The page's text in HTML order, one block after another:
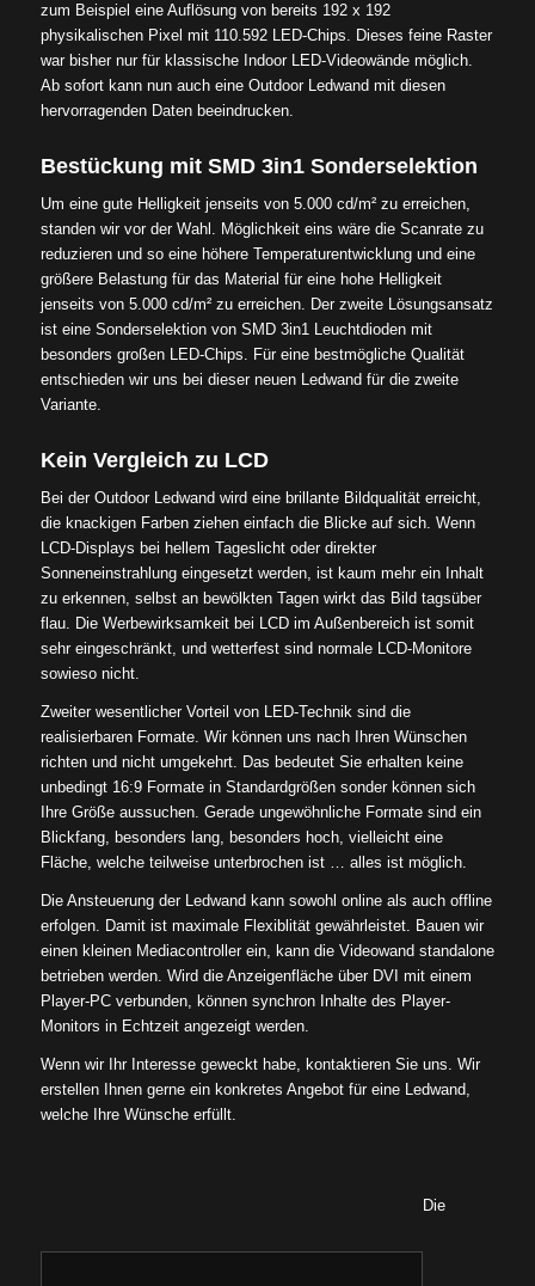
zum Beispiel eine Auflösung von bereits 192 x 192
physikalischen Pixel mit 110.592 LED-Chips. Dieses feine Raster
war bisher nur für klassische Indoor LED-Videowände möglich.
Ab sofort kann nun auch eine Outdoor Ledwand mit diesen
hervorragenden Daten beeindrucken.
Bestückung mit SMD 3in1 Sonderselektion
Um eine gute Helligkeit jenseits von 5.000 cd/m² zu erreichen,
standen wir vor der Wahl. Möglichkeit eins wäre die Scanrate zu
reduzieren und so eine höhere Temperaturentwicklung und eine
größere Belastung für das Material für eine hohe Helligkeit
jenseits von 5.000 cd/m² zu erreichen. Der zweite Lösungsansatz
ist eine Sonderselektion von SMD 3in1 Leuchtdioden mit
besonders großen LED-Chips. Für eine bestmögliche Qualität
entschieden wir uns bei dieser neuen Ledwand für die zweite
Variante.
Kein Vergleich zu LCD
Bei der Outdoor Ledwand wird eine brillante Bildqualität erreicht,
die knackigen Farben ziehen einfach die Blicke auf sich. Wenn
LCD-Displays bei hellem Tageslicht oder direkter
Sonneneinstrahlung eingesetzt werden, ist kaum mehr ein Inhalt
zu erkennen, selbst an bewölkten Tagen wirkt das Bild tagsüber
flau. Die Werbewirksamkeit bei LCD im Außenbereich ist somit
sehr eingeschränkt, und wetterfest sind normale LCD-Monitore
sowieso nicht.
Zweiter wesentlicher Vorteil von LED-Technik sind die
realisierbaren Formate. Wir können uns nach Ihren Wünschen
richten und nicht umgekehrt. Das bedeutet Sie erhalten keine
unbedingt 16:9 Formate in Standardgrößen sonder können sich
Ihre Größe aussuchen. Gerade ungewöhnliche Formate sind ein
Blickfang, besonders lang, besonders hoch, vielleicht eine
Fläche, welche teilweise unterbrochen ist … alles ist möglich.
Die Ansteuerung der Ledwand kann sowohl online als auch offline
erfolgen. Damit ist maximale Flexiblität gewährleistet. Bauen wir
einen kleinen Mediacontroller ein, kann die Videowand standalone
betrieben werden. Wird die Anzeigenfläche über DVI mit einem
Player-PC verbunden, können synchron Inhalte des Player-
Monitors in Echtzeit angezeigt werden.
Wenn wir Ihr Interesse geweckt habe, kontaktieren Sie uns. Wir
erstellen Ihnen gerne ein konkretes Angebot für eine Ledwand,
welche Ihre Wünsche erfüllt.
Die